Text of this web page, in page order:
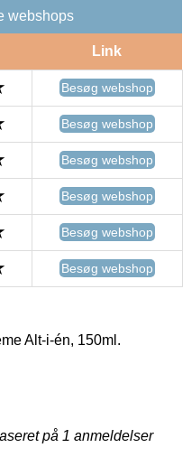
webshops
Link
Besøg webshop
Besøg webshop
Besøg webshop
Besøg webshop
Besøg webshop
Besøg webshop
Alt-i-én, 150ml.
på 1 anmeldelser